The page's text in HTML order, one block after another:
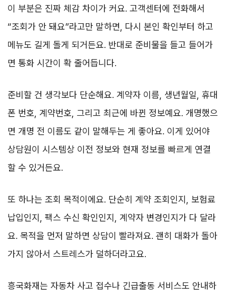
이 부분은 진짜 체감 차이가 커요. 고객센터에 전화해서
“조회가 안 돼요”라고만 말하면, 다시 본인 확인부터 하고
메뉴도 길게 돌게 되거든요. 반대로 준비물을 들고 들어가
면 통화 시간이 확 줄어듭니다.
준비할 건 생각보다 단순해요. 계약자 이름, 생년월일, 휴대
폰 번호, 계약번호, 그리고 최근에 바뀐 정보예요. 개명했으
면 개명 전 이름도 같이 말해두는 게 좋아요. 이게 있어야
상담원이 시스템상 이전 정보와 현재 정보를 빠르게 연결
할 수 있거든요.
또 하나는 조회 목적이에요. 단순히 계약 조회인지, 보험료
납입인지, 팩스 수신 확인인지, 계약자 변경인지가 다 달라
요. 목적을 먼저 말하면 상담이 빨라져요. 괜히 대화가 돌아
가지 않아서 스트레스가 덜하더라고요.
흥국화재는 자동차 사고 접수나 긴급출동 서비스도 안내하